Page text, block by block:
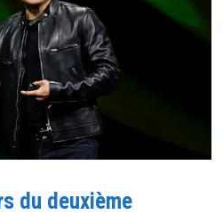
du deuxième